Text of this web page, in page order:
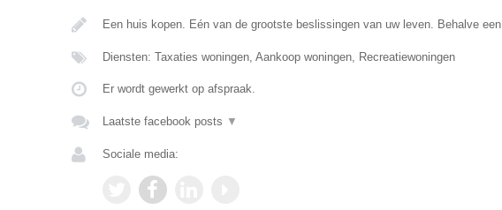
Een huis kopen. Eén van de grootste beslissingen van uw leven. Behalve een
Diensten: Taxaties woningen, Aankoop woningen, Recreatiewoningen
Er wordt gewerkt op afspraak.
Laatste facebook posts ▼
Sociale media: